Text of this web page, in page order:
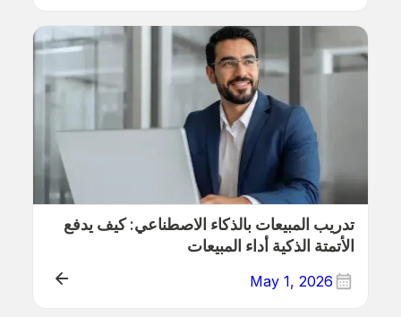
ERP
تدريب المبيعات بالذكاء الاصطناعي: كيف يدفع
الأتمتة الذكية أداء المبيعات
May 1, 2026